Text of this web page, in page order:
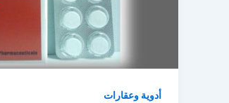
أدوية وعقارات